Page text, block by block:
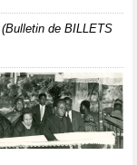
(Bulletin de BILLETS